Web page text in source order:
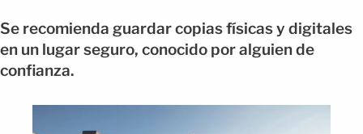
Se recomienda guardar copias físicas y digitales
en un lugar seguro, conocido por alguien de
confianza.